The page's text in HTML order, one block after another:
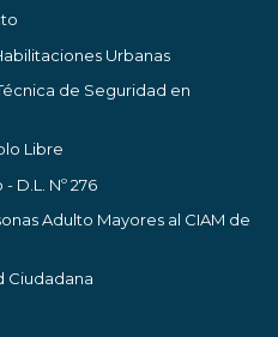
Urbanas
de Seguridad en
Libre
D.L. Nº 276
Adulto Mayores al CIAM de
Ciudadana